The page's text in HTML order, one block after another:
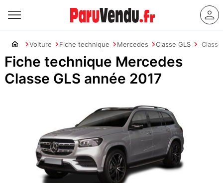
Voiture Fiche technique Mercedes Classe GLS
Fiche technique Mercedes
Classe GLS année 2017